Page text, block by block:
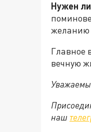
Нужен
желанию
Главное
вечную
наш